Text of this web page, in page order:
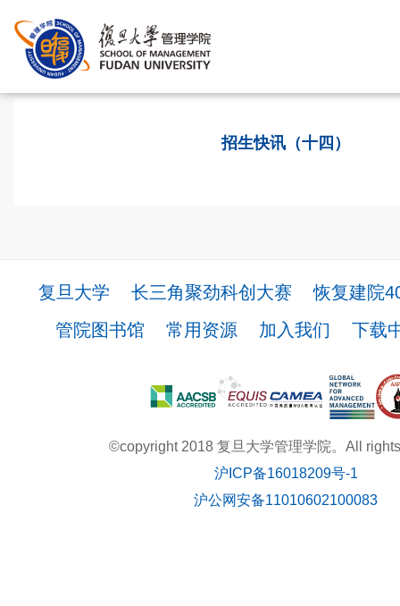
招生快讯（十四）
复旦大学 长三角聚劲科创大赛
恢复建院
管院图书馆
常用资源 加入我们 下载
©copyright 2018 复旦大学管理学院。All
沪ICP备16018209号-1
沪公网安备11010602100083